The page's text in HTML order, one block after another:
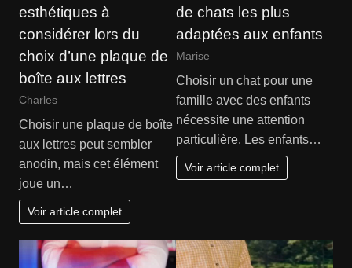
esthétiques à
considérer lors du
choix d’une plaque de
boîte aux lettres
Charles
Choisir une plaque de boîte
aux lettres peut sembler
anodin, mais cet élément
joue un…
Voir article complet
de chats les plus
adaptées aux enfants
Marise
Choisir un chat pour une
famille avec des enfants
nécessite une attention
particulière. Les enfants…
Voir article complet